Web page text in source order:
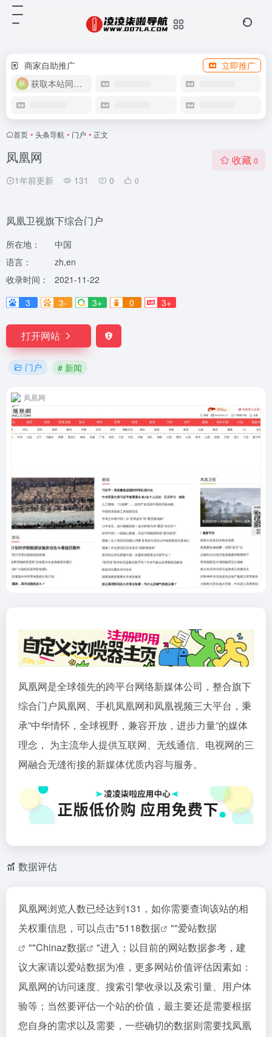
商家自助推广
立即推广
获取本站同款主题
首页 • 头条导航 • 门户 • 正文
凤凰网
1年前更新 131 0 0
收藏 0
凤凰卫视旗下综合门户
所在地：
中国
语言：
zh,en
收录时间：
2021-11-22
3
3- 3+ 0 3+
打开网站
门户 # 新闻
凤凰网
凤凰网是全球领先的跨平台网络新媒体公司，整合旗下
综合门户凤凰网、手机凤凰网和凤凰视频三大平台，秉
承”中华情怀，全球视野，兼容开放，进步力量”的媒体
理念， 为主流华人提供互联网、无线通信、电视网的三
网融合无缝衔接的新媒体优质内容与服务。
数据评估
凤凰网浏览人数已经达到131，如你需要查询该站的相
关权重信息，可以点击"5118数据 ""爱站数据
""Chinaz数据
"进入；以目前的网站数据参考，建
议大家请以爱站数据为准，更多网站价值评估因素如：
凤凰网的访问速度、搜索引擎收录以及索引量、用户体
验等；当然要评估一个站的价值，最主要还是需要根据
您自身的需求以及需要，一些确切的数据则需要找凤凰